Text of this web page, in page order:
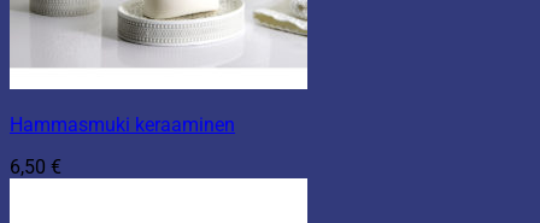
Hammasmuki keraaminen
6,50 €